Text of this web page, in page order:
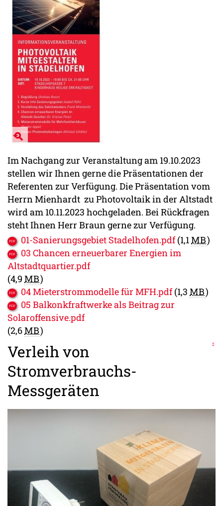
Im Nachgang zur Veranstaltung am 19.10.2023
stellen wir Ihnen gerne die Präsentationen der
Referenten zur Verfügung. Die Präsentation vom
Herrn Mienhardt zu Photovoltaik in der Altstadt
wird am 10.11.2023 hochgeladen. Bei Rückfragen
steht Ihnen Herr Braun gerne zur Verfügung.
01-Sanierungsgebiet Stadelhofen.pdf (1,1MB)
03 Chancen erneuerbarer Energien im
Altstadtquartier.pdf
(4,9 MB)
04 Mieterstrommodelle für MFH.pdf (1,3 MB)
05 Balkonkfraftwerke als Beitrag zur
Solaroffensive.pdf
(2,6MB)
Verleih von
Stromverbrauchs-
Messgeräten